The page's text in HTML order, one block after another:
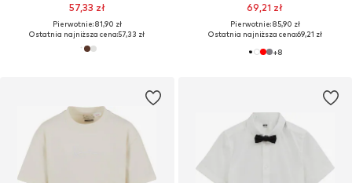
57,33 zł
Pierwotnie: 81,90 zł
Ostatnia najniższa cena:57,33 zł
69,21 zł
Pierwotnie: 85,90 zł
Ostatnia najniższa cena:69,21 zł
+8